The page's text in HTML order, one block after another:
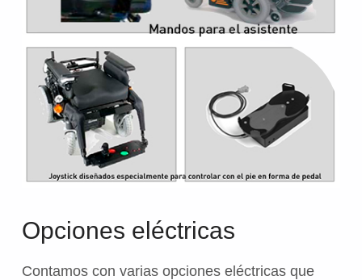
Opciones eléctricas
Contamos con varias opciones eléctricas que